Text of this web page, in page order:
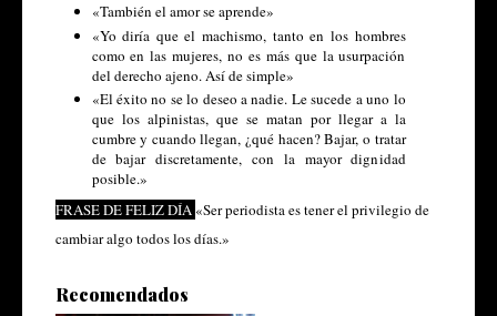
«También el amor se aprende»
«Yo diría que el machismo, tanto en los hombres
como en las mujeres, no es más que la usurpación
del derecho ajeno. Así de simple»
«El éxito no se lo deseo a nadie. Le sucede a uno lo
que los alpinistas, que se matan por llegar a la
cumbre y cuando llegan, ¿qué hacen? Bajar, o tratar
de bajar discretamente, con la mayor dignidad
posible.»
FRASE DE FELIZ DÍA «Ser periodista es tener el privilegio de
cambiar algo todos los días.»
Recomendados